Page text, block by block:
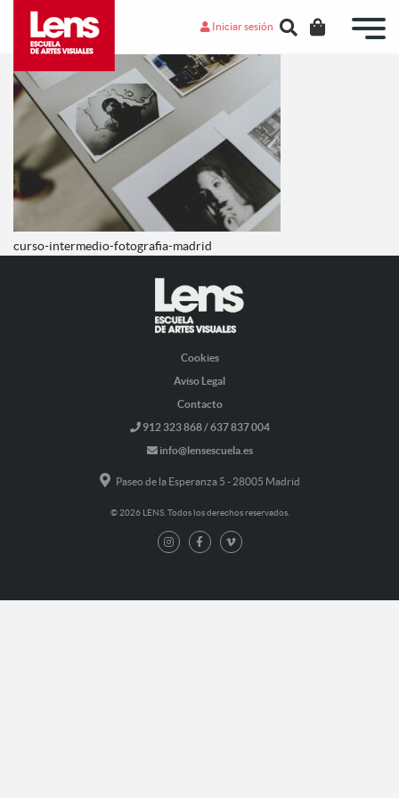
Iniciar sesión
curso-intermedio-fotografia-madrid
Cookies
Aviso Legal
Contacto
912 323 868 / 637 837 004
info@lensescuela.es
Paseo de la Esperanza 5 - 28005 Madrid
© 2026 LENS. Todos los derechos reservados.